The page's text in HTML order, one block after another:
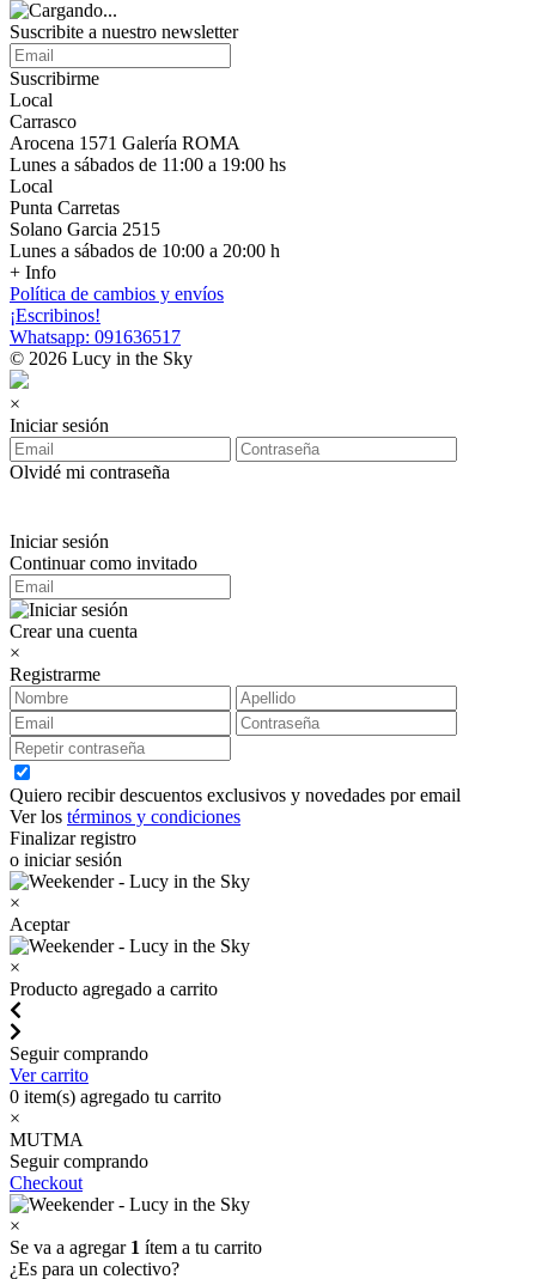
Suscribite a nuestro newsletter
Suscribirme
Local
Carrasco
Arocena 1571 Galería ROMA
Lunes a sábados de 11:00 a 19:00 hs
Local
Punta Carretas
Solano Garcia 2515
Lunes a sábados de 10:00 a 20:00 h
+ Info
Política de cambios y envíos
¡Escribinos!
Whatsapp: 091636517
© 2026 Lucy in the Sky
×
Iniciar sesión
Olvidé mi contraseña
Iniciar sesión
Continuar como invitado
Crear una cuenta
×
Registrarme
Quiero recibir descuentos exclusivos y novedades por email
Ver los términos y condiciones
Finalizar registro
o iniciar sesión
×
Aceptar
×
Producto agregado a carrito
Seguir comprando
Ver carrito
0 item(s) agregado tu carrito
×
MUTMA
Seguir comprando
Checkout
×
Se va a agregar 1 ítem a tu carrito
¿Es para un colectivo?